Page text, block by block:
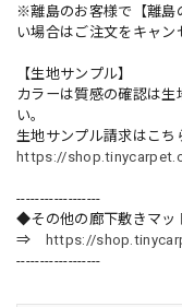
※離島のお客様で【離島
い場合はご注文をキャン
【生地サンプル】
カラーは質感の確認は
い。
生地サンプル請求はこ
https://
------------------
◆その他の廊下敷きマッ
⇒
https://
------------------